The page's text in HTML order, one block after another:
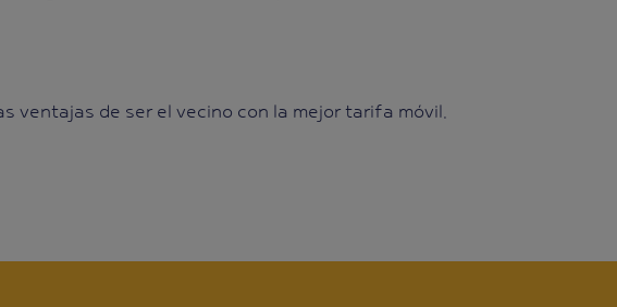
ventajas de ser el vecino con la mejor tarifa móvil.